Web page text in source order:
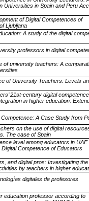
Universities in Spain and Peru
of Digital Competences of
Ljubljana
A study of the digital
professors in digital
of university teachers: A
of University Teachers: Levels
21st-century digital
in higher education:
A Case Study from
on the use of digital
The case of Spain
level among educators in UAE
Competence of Educators
and digital pros: Investigating the
by teachers in higher
digitales de profesores
education professor according to